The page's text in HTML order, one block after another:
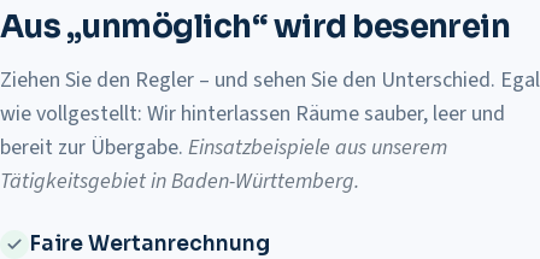
Aus „unmöglich“ wird besenrein
Ziehen Sie den Regler – und sehen Sie den Unterschied. Egal
wie vollgestellt: Wir hinterlassen Räume sauber, leer und
bereit zur Übergabe. Einsatzbeispiele aus unserem
Tätigkeitsgebiet in Baden-Württemberg.
Faire Wertanrechnung